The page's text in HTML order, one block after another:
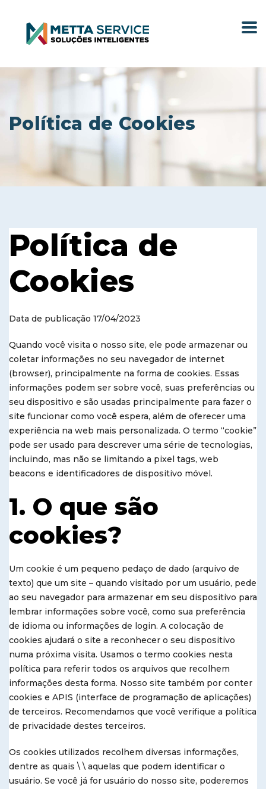
Política de Cookies
Política de
Cookies
Data de publicação 17/04/2023
Quando você visita o nosso site, ele pode armazenar ou
coletar informações no seu navegador de internet
(browser), principalmente na forma de cookies. Essas
informações podem ser sobre você, suas preferências ou
seu dispositivo e são usadas principalmente para fazer o
site funcionar como você espera, além de oferecer uma
experiência na web mais personalizada. O termo “cookie”
pode ser usado para descrever uma série de tecnologias,
incluindo, mas não se limitando a pixel tags, web
beacons e identificadores de dispositivo móvel.
1. O que são
cookies?
Um cookie é um pequeno pedaço de dado (arquivo de
texto) que um site – quando visitado por um usuário, pede
ao seu navegador para armazenar em seu dispositivo para
lembrar informações sobre você, como sua preferência
de idioma ou informações de login. A colocação de
cookies ajudará o site a reconhecer o seu dispositivo
numa próxima visita. Usamos o termo cookies nesta
política para referir todos os arquivos que recolhem
informações desta forma. Nosso site também por conter
cookies e APIS (interface de programação de aplicações)
de terceiros. Recomendamos que você verifique a política
de privacidade destes terceiros.
Os cookies utilizados recolhem diversas informações,
dentre as quais \ \ aquelas que podem identificar o
usuário. Se você já for usuário do nosso site, poderemos